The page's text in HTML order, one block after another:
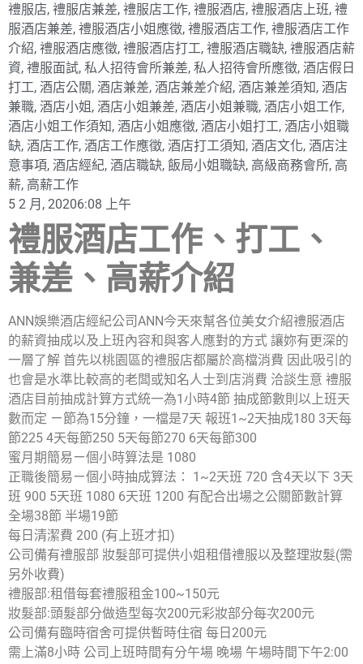
禮服店, 禮服店兼差, 禮服店工作, 禮服酒店, 禮服酒店上班, 禮
服酒店兼差, 禮服酒店小姐應徵, 禮服酒店工作, 禮服酒店工作
介紹, 禮服酒店應徵, 禮服酒店打工, 禮服酒店職缺, 禮服酒店薪
資, 禮服面試, 私人招待會所兼差, 私人招待會所應徵, 酒店假日
打工, 酒店公關, 酒店兼差, 酒店兼差介紹, 酒店兼差須知, 酒店
兼職, 酒店小姐 , 酒店小姐兼差, 酒店小姐兼職, 酒店小姐工作,
酒店小姐工作須知, 酒店小姐應徵, 酒店小姐打工, 酒店小姐職
缺, 酒店工作, 酒店工作應徵, 酒店打工須知, 酒店文化, 酒店注
意事項, 酒店經紀, 酒店職缺, 飯局小姐職缺, 高級商務會所, 高
薪, 高薪工作
5 2 月, 20206:08 上午
禮服酒店工作、打工、
兼差、高薪介紹
ANN娛樂酒店經紀公司ANN今天來幫各位美女介紹禮服酒店
的薪資抽成以及上班內容和與客人應對的方式 讓妳有更深的
一層了解 首先以桃園區的禮服店都屬於高檔消費 因此吸引的
也會是水準比較高的老闆或知名人士到店消費 洽談生意 禮服
酒店目前抽成計算方式統一為1小時4節 抽成節數則以上班天
數而定 ㄧ節為15分鐘，一檔是7天 報班1~2天抽成180 3天每
節225 4天每節250 5天每節270 6天每節300
蜜月期簡易ㄧ個小時算法是 1080
正職後簡易ㄧ個小時抽成算法： 1~2天班 720 含4天以下 3天
班 900 5天班 1080 6天班 1200 有配合出場之公關節數計算
全場38節 半場19節
每日清潔費 200 (有上班才扣)
公司備有禮服部 妝髮部可提供小姐租借禮服以及整理妝髮(需
另外收費)
禮服部:租借每套禮服租金100~150元
妝髮部:頭髮部分做造型每次200元彩妝部分每次200元
公司備有臨時宿舍可提供暫時住宿 每日200元
需上滿8小時 公司上班時間有分午場 晚場 午場時間下午2:00